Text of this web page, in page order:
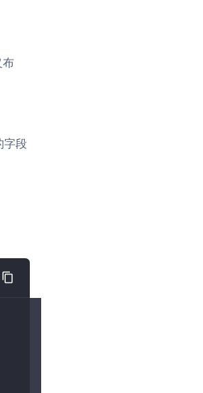
动会议
代码集成、灵活定制、超低延时的音视
布
字段